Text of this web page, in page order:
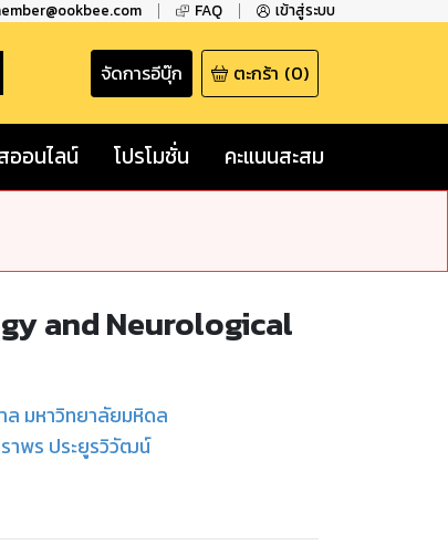
FAQ เข้าสู่ระบบ
จัดการอีบุ๊ก ตะกร้า (0)
ออนไลน์ โปรโมชั่น คะแนนสะสม
and Neurological
มหาวิทยาลัยมหิดล
าพร ประยูรวิวัฒน์